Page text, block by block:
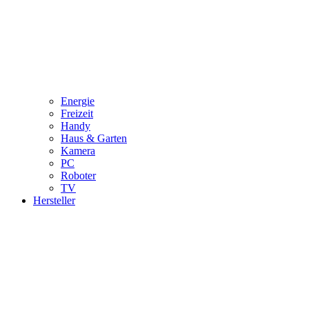
Energie
Freizeit
Handy
Haus & Garten
Kamera
PC
Roboter
TV
Hersteller